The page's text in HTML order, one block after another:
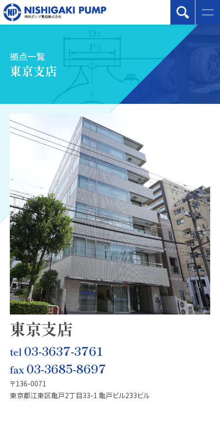
拠点一覧
東京支店
東京支店
03-3637-3761
03-3685-8697
〒136-0071
東京都江東区亀戸2丁目33-1 亀戸ビル233ビル